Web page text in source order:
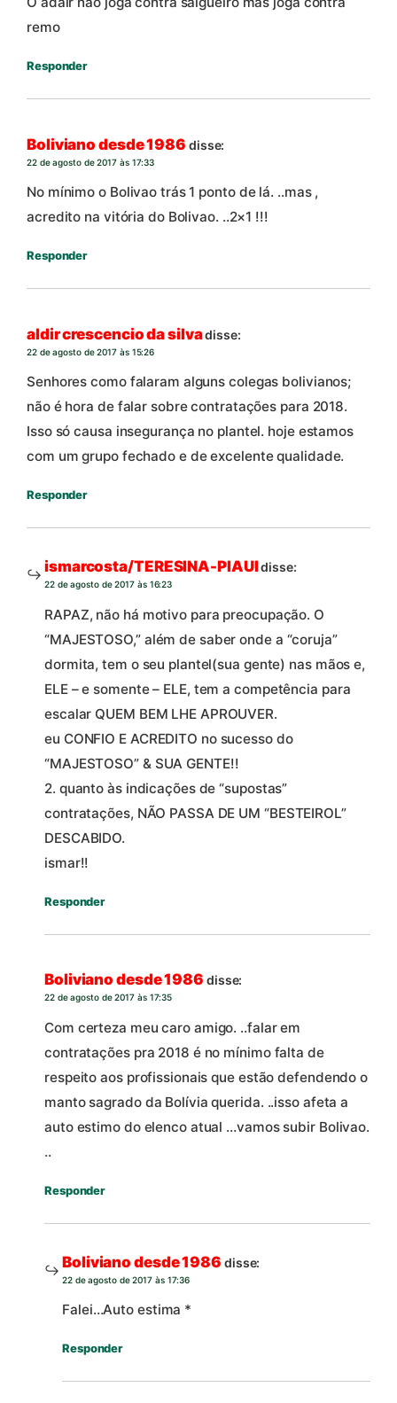
remo
Responder
Boliviano desde 1986 disse:
22 de agosto de 2017 às 17:33
No mínimo o Bolivao trás 1 ponto de lá. ..mas ,
acredito na vitória do Bolivao. ..2×1 !!!
Responder
aldir crescencio da silvadisse:
22 de agosto de 2017 às 15:26
Senhores como falaram alguns colegas bolivianos;
não é hora de falar sobre contratações para 2018.
Isso só causa insegurança no plantel. hoje estamos
com um grupo fechado e de excelente qualidade.
Responder
ismarcosta/TERESINA-PIAUIdisse:
22 de agosto de 2017 às 16:23
RAPAZ, não há motivo para preocupação. O
“MAJESTOSO,” além de saber onde a “coruja”
dormita, tem o seu plantel(sua gente) nas mãos e,
ELE – e somente – ELE, tem a competência para
escalar QUEM BEM LHE APROUVER.
eu CONFIO E ACREDITO no sucesso do
“MAJESTOSO” & SUA GENTE!!
2. quanto às indicações de “supostas”
contratações, NÃO PASSA DE UM “BESTEIROL”
DESCABIDO.
ismar!!
Responder
Boliviano desde 1986 disse:
22 de agosto de 2017 às 17:35
Com certeza meu caro amigo. ..falar em
contratações pra 2018 é no mínimo falta de
respeito aos profissionais que estão defendendo o
manto sagrado da Bolívia querida. ..isso afeta a
auto estimo do elenco atual …vamos subir Bolivao.
..
Responder
Boliviano desde 1986 disse:
22 de agosto de 2017 às 17:36
Falei…Auto estima *
Responder